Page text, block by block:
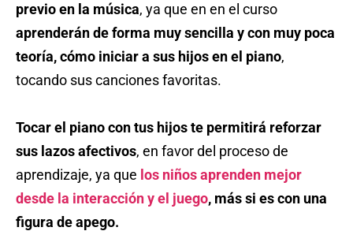
previo en la música, ya que en en el curso
aprenderán de forma muy sencilla y con muy poca
teoría, cómo iniciar a sus hijos en el piano,
tocando sus canciones favoritas.
Tocar el piano con tus hijos te permitirá reforzar
sus lazos afectivos, en favor del proceso de
aprendizaje, ya que los niños aprenden mejor
desde la interacción y el juego, más si es con una
figura de apego.